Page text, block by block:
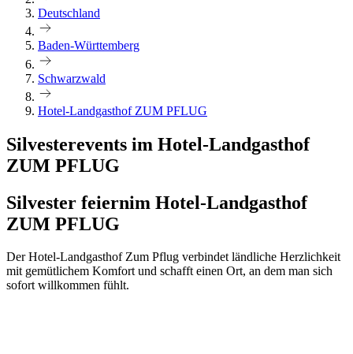
Deutschland
Baden-Württemberg
Schwarzwald
Hotel-Landgasthof ZUM PFLUG
Silvesterevents im Hotel-Landgasthof
ZUM PFLUG
Silvester feiernim Hotel-Landgasthof
ZUM PFLUG
Der Hotel-Landgasthof Zum Pflug verbindet ländliche Herzlichkeit
mit gemütlichem Komfort und schafft einen Ort, an dem man sich
sofort willkommen fühlt.